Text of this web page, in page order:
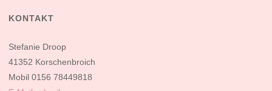
KONTAKT
Stefanie Droop
41352 Korschenbroich
Mobil 0156 78449818